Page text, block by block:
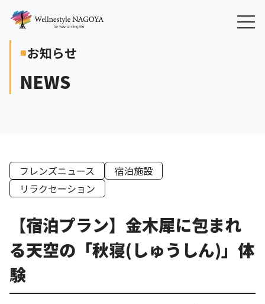
crop_square お知らせ
NEWS
フレンズニュース
宿泊施設
リラクセーション
【宿泊プラン】金木犀に包まれ
る天空の「秋寝(しゅうしん)」体
験